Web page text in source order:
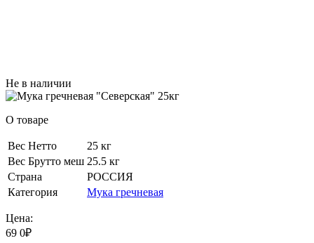
Не в наличии
О товаре
Вес Нетто
25 кг
Вес Брутто меш 25.5 кг
Страна
РОССИЯ
Категория
Мука гречневая
Цена:
69 0₽